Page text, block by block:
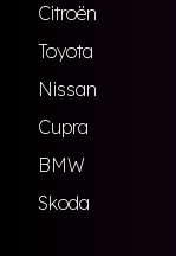
Citroën
Toyota
Nissan
Cupra
BMW
Skoda